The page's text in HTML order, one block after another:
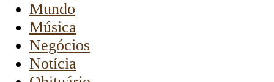
Mundo
Música
Negócios
Notícia